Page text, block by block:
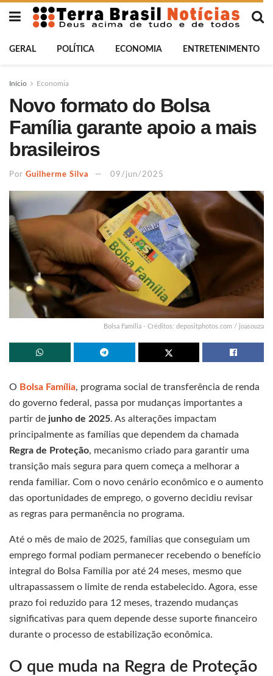
GERAL POLÍTICA ECONOMIA ENTRETENIMENTO
Início Economia
Novo formato do Bolsa
Família garante apoio a mais
brasileiros
Por Guilherme Silva 09/jun/2025
Bolsa Família - Créditos: depositphotos.com / joasouza
O Bolsa Família, programa social de transferência de renda
do governo federal, passa por mudanças importantes a
partir de junho de 2025. As alterações impactam
principalmente as famílias que dependem da chamada
Regra de Proteção, mecanismo criado para garantir uma
transição mais segura para quem começa a melhorar a
renda familiar. Com o novo cenário econômico e o aumento
das oportunidades de emprego, o governo decidiu revisar
as regras para permanência no programa.
Até o mês de maio de 2025, famílias que conseguiam um
emprego formal podiam permanecer recebendo o benefício
integral do Bolsa Família por até 24 meses, mesmo que
ultrapassassem o limite de renda estabelecido. Agora, esse
prazo foi reduzido para 12 meses, trazendo mudanças
significativas para quem depende desse suporte financeiro
durante o processo de estabilização econômica.
O que muda na Regra de Proteção